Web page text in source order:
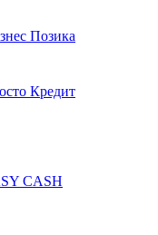
Позика
Кредит
CASH